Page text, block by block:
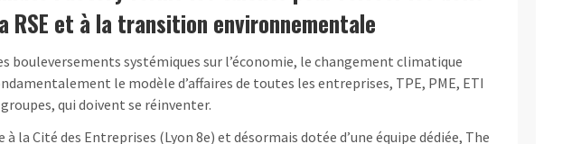
RSE et à la transition environnementale
bouleversements systémiques sur l’économie, le changement climatique
le modèle d’affaires de toutes les entreprises, TPE, PME, ETI
qui doivent se réinventer.
la Cité des Entreprises (Lyon 8e) et désormais dotée d’une équipe dédiée, The